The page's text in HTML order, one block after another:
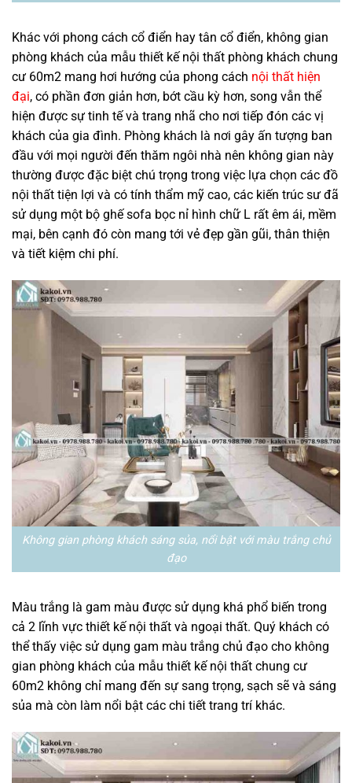
Khác với phong cách cổ điển hay tân cổ điển, không gian
phòng khách của mẫu thiết kế nội thất phòng khách chung
cư 60m2 mang hơi hướng của phong cách nội thất hiện
đại, có phần đơn giản hơn, bớt cầu kỳ hơn, song vẫn thể
hiện được sự tinh tế và trang nhã cho nơi tiếp đón các vị
khách của gia đình. Phòng khách là nơi gây ấn tượng ban
đầu với mọi người đến thăm ngôi nhà nên không gian này
thường được đặc biệt chú trọng trong việc lựa chọn các đồ
nội thất tiện lợi và có tính thẩm mỹ cao, các kiến trúc sư đã
sử dụng một bộ ghế sofa bọc nỉ hình chữ L rất êm ái, mềm
mại, bên cạnh đó còn mang tới vẻ đẹp gần gũi, thân thiện
và tiết kiệm chi phí.
Không gian phòng khách sáng sủa, nổi bật với màu trắng chủ
đạo
Màu trắng là gam màu được sử dụng khá phổ biến trong
cả 2 lĩnh vực thiết kế nội thất và ngoại thất. Quý khách có
thể thấy việc sử dụng gam màu trắng chủ đạo cho không
gian phòng khách của mẫu thiết kế nội thất chung cư
60m2 không chỉ mang đến sự sang trọng, sạch sẽ và sáng
sủa mà còn làm nổi bật các chi tiết trang trí khác.